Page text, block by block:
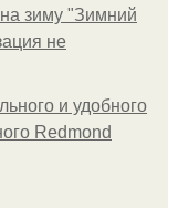
зиму "Зимний
не
и удобного
Redmond